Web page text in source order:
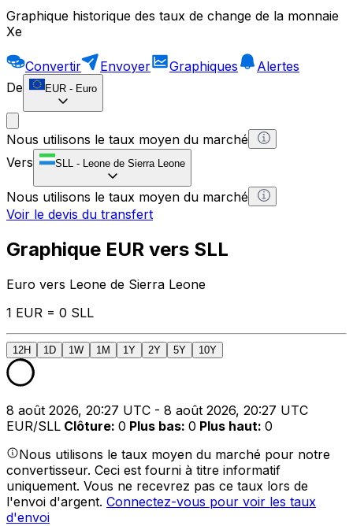
Graphique historique des taux de change de la monnaie
Xe
Convertir Envoyer Graphiques
Alertes
De
EUR - Euro
Nous utilisons le taux moyen du marché
Vers
SLL - Leone de Sierra Leone
Nous utilisons le taux moyen du marché
Voir le devis du transfert
Graphique EUR vers SLL
Euro vers Leone de Sierra Leone
1 EUR = 0 SLL
12H 1D 1W 1M 1Y 2Y 5Y 10Y
8 août 2026, 20:27 UTC - 8 août 2026, 20:27 UTC
EUR/SLL Clôture: 0 Plus bas: 0 Plus haut: 0
Nous utilisons le taux moyen du marché pour notre
convertisseur. Ceci est fourni à titre informatif
uniquement. Vous ne recevrez pas ce taux lors de
l'envoi d'argent. Connectez-vous pour voir les taux
d'envoi